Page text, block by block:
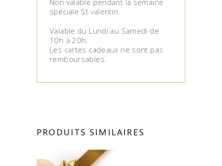
spéciale St valentin.
Valable du Lundi au Samedi de
10h à 20h.
Les cartes cadeaux ne sont pas
remboursables.
PRODUITS SIMILAIRES